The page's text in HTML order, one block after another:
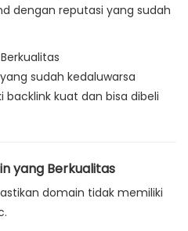
dengan reputasi yang sudah
sudah kedaluwarsa
kuat dan bisa dibeli
yang Berkualitas
domain tidak memiliki